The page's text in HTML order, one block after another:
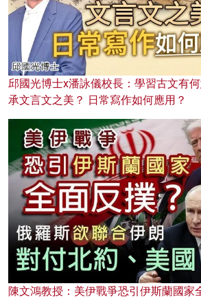
邱國光博士x潘詠儀校長：學習古文有
承文言文之美？ 日常寫作如何應用？
陳文鴻教授：美伊戰爭恐引伊斯蘭國家